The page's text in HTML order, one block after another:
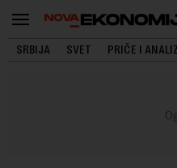
SRBIJA SVET PRIČE I